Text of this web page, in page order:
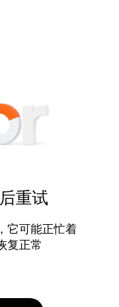
重试
它可能正忙着
复正常